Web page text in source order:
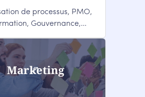
de processus, PMO,
Gouvernance,
Marketing